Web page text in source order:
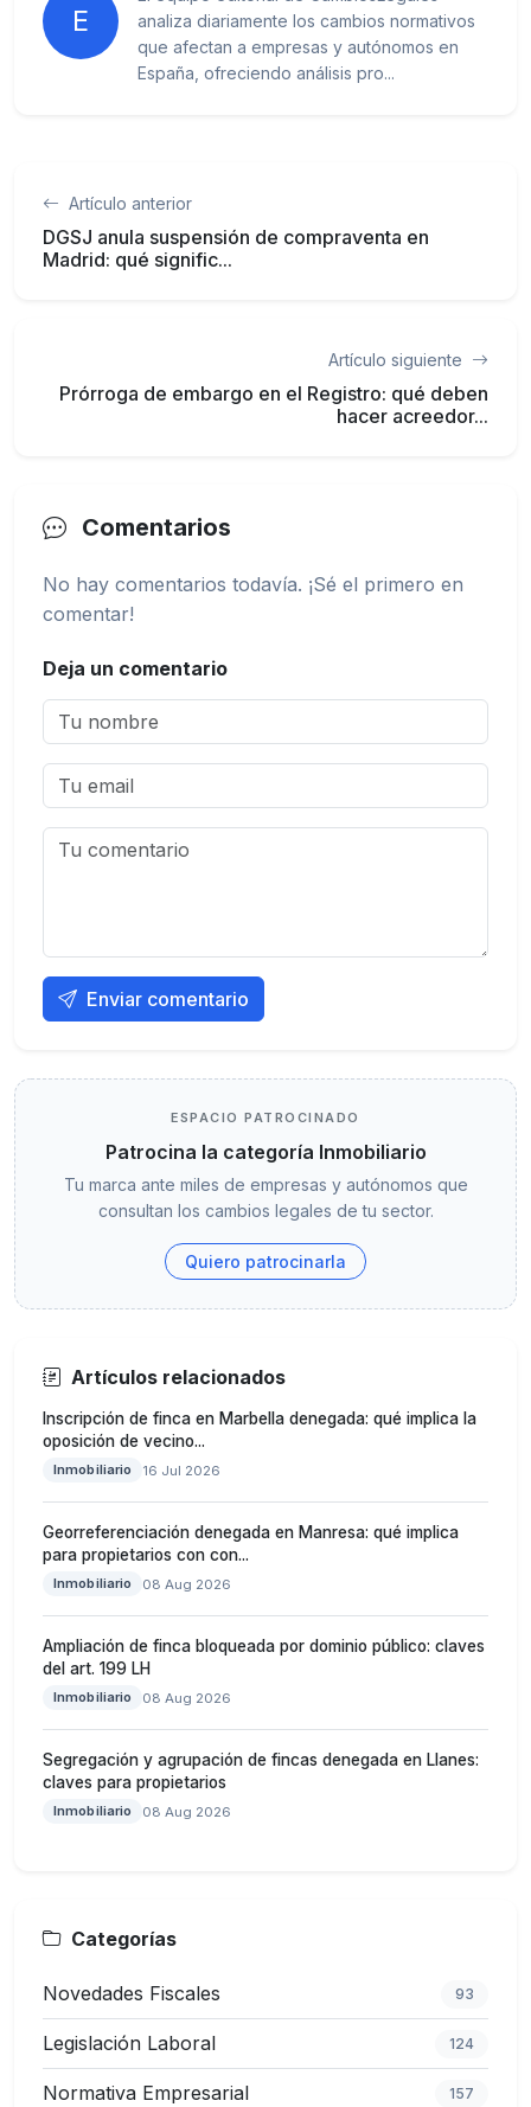
E
analiza diariamente los cambios normativos
que afectan a empresas y autónomos en
España, ofreciendo análisis pro...
Artículo anterior
DGSJ anula suspensión de compraventa en
Madrid: qué signific...
Artículo siguiente
Prórroga de embargo en el Registro: qué deben
hacer acreedor...
Comentarios
No hay comentarios todavía. ¡Sé el primero en
comentar!
Deja un comentario
Enviar comentario
ESPACIO PATROCINADO
Patrocina la categoría Inmobiliario
Tu marca ante miles de empresas y autónomos que
consultan los cambios legales de tu sector.
Quiero patrocinarla
Artículos relacionados
Inscripción de finca en Marbella denegada: qué implica la
oposición de vecino...
Inmobiliario 16 Jul 2026
Georreferenciación denegada en Manresa: qué implica
para propietarios con con...
Inmobiliario 08 Aug 2026
Ampliación de finca bloqueada por dominio público: claves
del art. 199 LH
Inmobiliario 08 Aug 2026
Segregación y agrupación de fincas denegada en Llanes:
claves para propietarios
Inmobiliario 08 Aug 2026
Categorías
Novedades Fiscales 93
Legislación Laboral 124
Normativa Empresarial 157